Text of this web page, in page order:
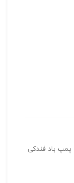
پمپ باد فندکی